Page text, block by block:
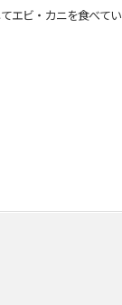
ビ・カニを食べてい